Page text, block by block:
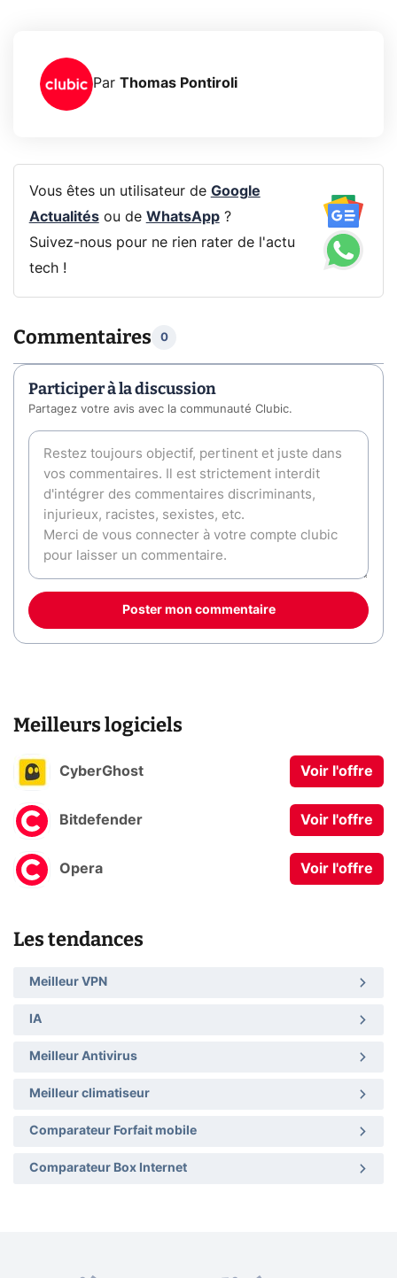
Par Thomas Pontiroli
Vous êtes un utilisateur de Google
Actualitésou de WhatsApp?
Suivez-nous pour ne rien rater de l'actu
tech !
Commentaires 0
Participer à la discussion
Partagez votre avis avec la communauté Clubic.
Poster mon commentaire
Meilleurs logiciels
CyberGhost Voir l'offre
Bitdefender Voir l'offre
Opera Voir l'offre
Les tendances
Meilleur VPN
IA
Meilleur Antivirus
Meilleur climatiseur
Comparateur Forfait mobile
Comparateur Box Internet